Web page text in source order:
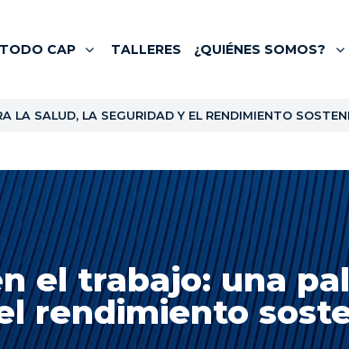
CAP TALLERES ¿QUIÉNES SOMOS?
LA SALUD, LA SEGURIDAD Y EL RENDIMIENTO
el trabajo: una
rendimiento